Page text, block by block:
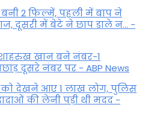
2 फिल्में, पहली में बाप ने
दूसरी में बेटे ने छाप डाले न... -
शाहरुख खान बने नंबर-1
दूसरे नंबर पर - ABP News
को देखने आए 1 लाख लोग, पुलिस
की लेनी पड़ी थी मदद -